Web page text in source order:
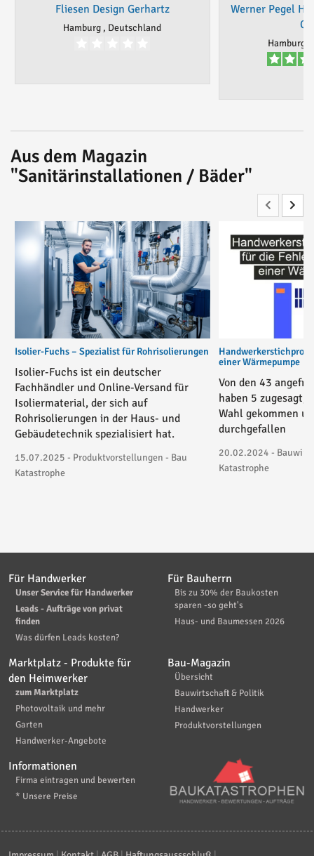
Fliesen Design Gerhartz
Hamburg , Deutschland
Werner Pegel
Hamburg,
Aus dem Magazin
"Sanitärinstallationen / Bäder"
Isolier-Fuchs – Spezialist für Rohrisolierungen
Isolier-Fuchs ist ein deutscher
Fachhändler und Online-Versand für
Isoliermaterial, der sich auf
Rohrisolierungen in der Haus- und
Gebäudetechnik spezialisiert hat.
15.07.2025 - Produktvorstellungen - Bau
Katastrophe
einer Wärmepumpe
Von den 43
haben 5 zugesagt,
Wahl gekommen
durchgefallen
20.02.2024 -
Katastrophe
Für Handwerker
Unser Service für Handwerker
Leads - Aufträge von privat
finden
Was dürfen Leads kosten?
Für Bauherrn
Bis zu 30% der Baukosten
sparen -so geht's
Haus- und Baumessen 2026
Marktplatz - Produkte für
den Heimwerker
zum Marktplatz
Photovoltaik und mehr
Garten
Handwerker-Angebote
Bau-Magazin
Übersicht
Bauwirtschaft & Politik
Handwerker
Produktvorstellungen
Informationen
Firma eintragen und bewerten
* Unsere Preise